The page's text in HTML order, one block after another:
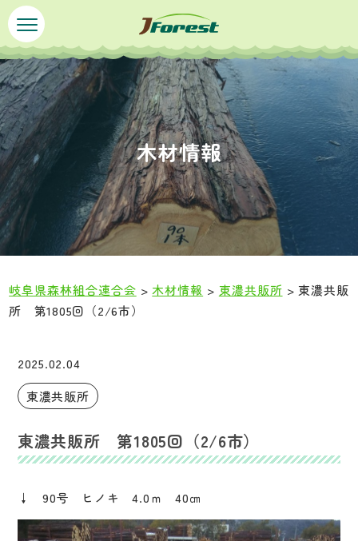
ペ
ー
ジ
の
先
頭
で
す
。
メ
ニ
ュ
ー
を
飛
ば
し
て
本
文
へ
木材情報
岐阜県森林組合連合会 >木材情報 > 東濃共販所 > 東濃共販
所 第1805回（2/6市）
2025.02.04
東濃共販所
東濃共販所 第1805回（2/6市）
↓ 90号 ヒノキ 4.0ｍ 40㎝